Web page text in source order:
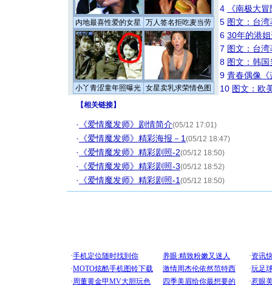
内地最喜性爱的女星 万人签名拒吃麦当劳
小丫青涩童年照曝光 女星卖乳求荣情色图
4
《南极大
5 图文：台
6 30年的港
7 图文：台
8 图文：韩
9 青春偶像《
10 图文：欧
【相关链接】
· 《爱情魔发师》剧情简介(05/12 17:01)
· 《爱情魔发师》精彩海报－1 (05/12 18:47)
· 《爱情魔发师》精彩剧照-2(05/12 18:50)
· 《爱情魔发师》精彩剧照-3(05/12 18:52)
· 《爱情魔发师》精彩剧照-1 (05/12 18:50)